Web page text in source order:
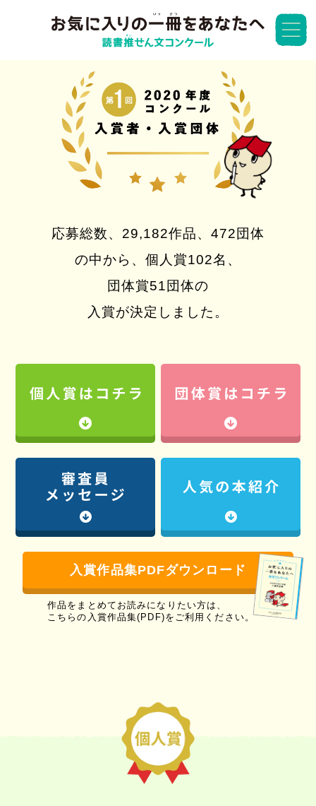
応募総数、 29,182作品、472団体
の中から、 個人賞102名、
団体賞51団体の
入賞が決定しました。
入賞作品集PDFダウンロード
作品をまとめてお読みになりたい方は、
こちらの入賞作品集(PDF)をご利用ください。